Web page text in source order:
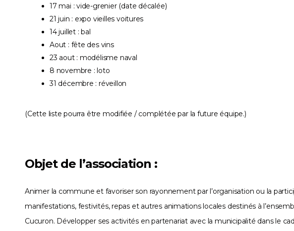
17 mai : vide-grenier (date décalée)
21 juin : expo vieilles voitures
14 juillet : bal
Aout : fête des vins
23 aout : modélisme naval
8 novembre : loto
31 décembre : réveillon
(Cette liste pourra être modifiée / complétée par la future équipe.)
Objet de l’association :
Animer la commune et favoriser son rayonnement par l’organisation ou la
manifestations, festivités, repas et autres animations locales destinés à
Cucuron. Développer ses activités en partenariat avec la municipalité dans le